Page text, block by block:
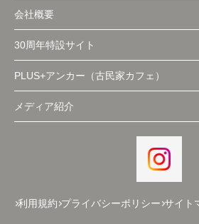
会社概要
30周年特設サイト
PLUS+アンカー（古民家カフェ）
メディア紹介
利用規約 プライバシーポリシー サイト